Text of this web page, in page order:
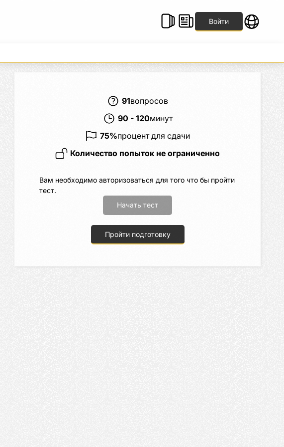
Войти
91вопросов
90 - 120минут
75%процент для сдачи
Количество попыток не ограниченно
Вам необходимо авторизоваться для того что бы пройти
тест.
Начать тест
Пройти подготовку